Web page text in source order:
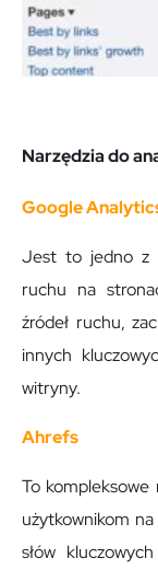
Narzędzia do
Google
Jest to jedno z
ruchu na
źródeł ruchu,
innych
witryny.
Ahrefs
To kompleksowe
użytkownikom
słów